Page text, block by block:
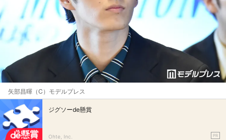
矢部昌暉（C）モデルプレス
ジグソーde懸賞
Ohte, Inc. PR